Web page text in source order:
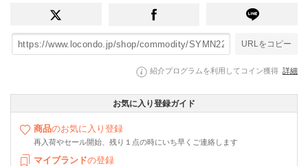
URLをコピー
紹介プログラムを利用してコイン獲得 詳細
お気に入り登録ガイド
商品のお気に入り登録
再入荷やセール開始、残り１点の時にいち早くご連絡します
マイブランドの登録